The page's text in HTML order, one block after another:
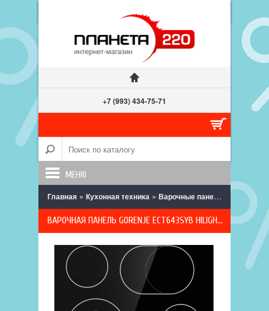
+7 (993) 434-75-71
МЕНЮ
Главная » Кухонная техника » Варочные панели »
ВАРОЧНАЯ ПАНЕЛЬ GORENJE ECT643SYB HILIGHT, 4 КОНФОРКИ, СЕНСОРНОЕ УПРАВЛЕНИЕ, СТЕКЛОКЕРАМИКА